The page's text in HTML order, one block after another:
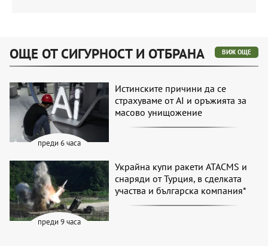
ОЩЕ ОТ СИГУРНОСТ И ОТБРАНА ВИЖ ОЩЕ
преди 6 часа
Истинските причини да се
страхуваме от AI и оръжията за
масово унищожение
преди 9 часа
Украйна купи ракети ATACMS и
снаряди от Турция, в сделката
участва и българска компания*